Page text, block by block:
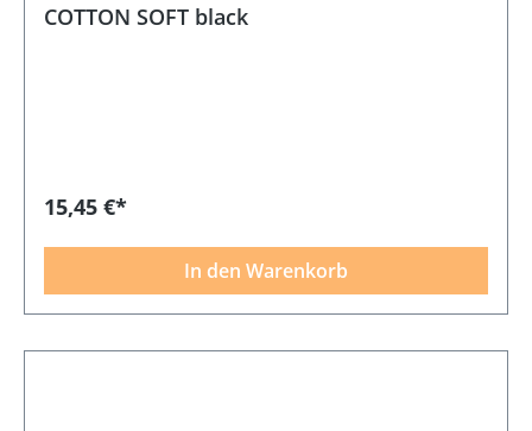
COTTON SOFT black
15,45 €*
In den Warenkorb